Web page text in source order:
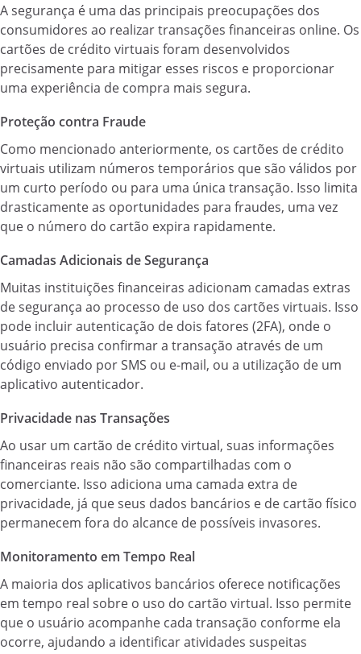
A segurança é uma das principais preocupações dos
consumidores ao realizar transações financeiras online. Os
cartões de crédito virtuais foram desenvolvidos
precisamente para mitigar esses riscos e proporcionar
uma experiência de compra mais segura.
Proteção contra Fraude
Como mencionado anteriormente, os cartões de crédito
virtuais utilizam números temporários que são válidos por
um curto período ou para uma única transação. Isso limita
drasticamente as oportunidades para fraudes, uma vez
que o número do cartão expira rapidamente.
Camadas Adicionais de Segurança
Muitas instituições financeiras adicionam camadas extras
de segurança ao processo de uso dos cartões virtuais. Isso
pode incluir autenticação de dois fatores (2FA), onde o
usuário precisa confirmar a transação através de um
código enviado por SMS ou e-mail, ou a utilização de um
aplicativo autenticador.
Privacidade nas Transações
Ao usar um cartão de crédito virtual, suas informações
financeiras reais não são compartilhadas com o
comerciante. Isso adiciona uma camada extra de
privacidade, já que seus dados bancários e de cartão físico
permanecem fora do alcance de possíveis invasores.
Monitoramento em Tempo Real
A maioria dos aplicativos bancários oferece notificações
em tempo real sobre o uso do cartão virtual. Isso permite
que o usuário acompanhe cada transação conforme ela
ocorre, ajudando a identificar atividades suspeitas